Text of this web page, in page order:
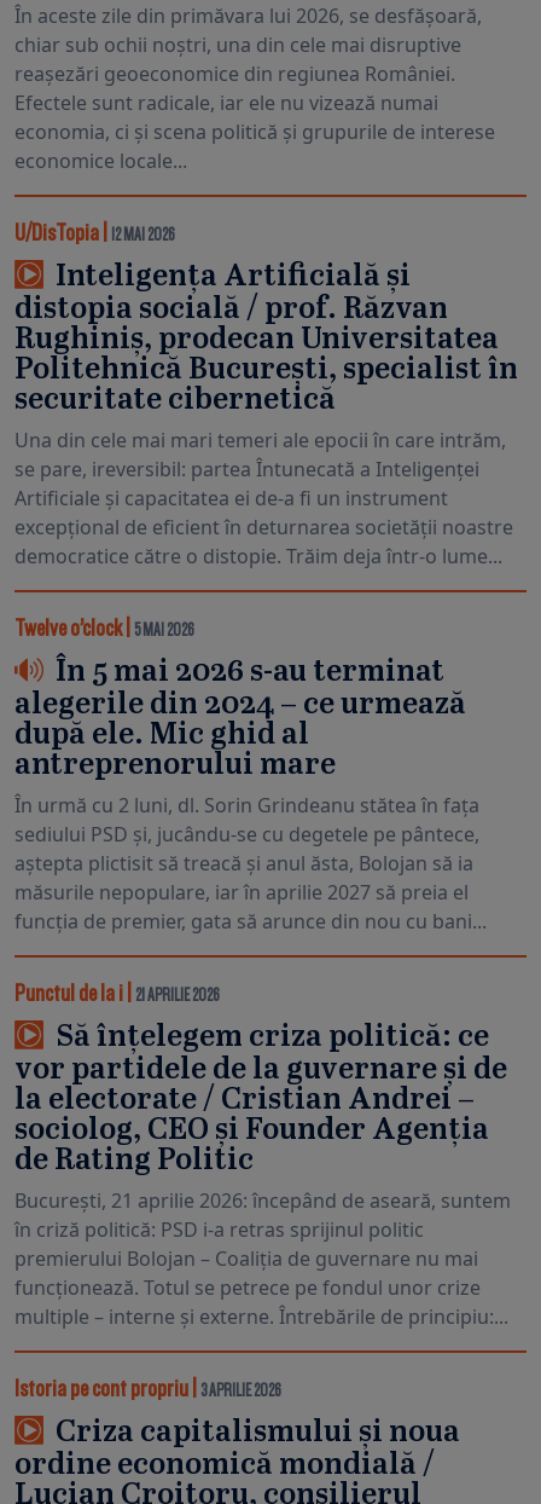
În aceste zile din primăvara lui 2026, se desfășoară,
chiar sub ochii noștri, una din cele mai disruptive
reașezări geoeconomice din regiunea României.
Efectele sunt radicale, iar ele nu vizează numai
economia, ci și scena politică și grupurile de interese
economice locale...
U/DisTopia 12 MAI 2026
Inteligența Artificială și
distopia socială / prof. Răzvan
Rughiniș, prodecan Universitatea
Politehnică București, specialist în
securitate cibernetică
Una din cele mai mari temeri ale epocii în care intrăm,
se pare, ireversibil: partea Întunecată a Inteligenței
Artificiale și capacitatea ei de-a fi un instrument
excepțional de eficient în deturnarea societății noastre
democratice către o distopie. Trăim deja într-o lume...
Twelve o’clock| 5 MAI 2026
În 5 mai 2026 s-au terminat
alegerile din 2024 – ce urmează
după ele. Mic ghid al
antreprenorului mare
În urmă cu 2 luni, dl. Sorin Grindeanu stătea în fața
sediului PSD și, jucându-se cu degetele pe pântece,
aștepta plictisit să treacă și anul ăsta, Bolojan să ia
măsurile nepopulare, iar în aprilie 2027 să preia el
funcția de premier, gata să arunce din nou cu bani...
Punctul de la i 21 APRILIE 2026
Să înțelegem criza politică: ce
vor partidele de la guvernare și de
la electorate / Cristian Andrei –
sociolog, CEO și Founder Agenția
de Rating Politic
București, 21 aprilie 2026: începând de aseară, suntem
în criză politică: PSD i-a retras sprijinul politic
premierului Bolojan – Coaliția de guvernare nu mai
funcționează. Totul se petrece pe fondul unor crize
multiple – interne și externe. Întrebările de principiu:...
Istoria pe cont propriu 3 APRILIE 2026
Criza capitalismului și noua
ordine economică mondială /
Lucian Croitoru, consilierul